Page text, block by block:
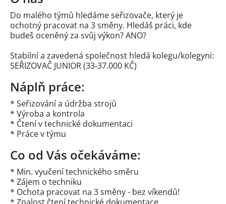
Do malého týmů hledáme seřizovače, který je
ochotný pracovat na 3 směny. Hledáš práci, kde
budeš oceněný za svůj výkon? ANO?
Stabilní a zavedená společnost hledá kolegu/kolegyni:
SEŘIZOVAČ JUNIOR (33-37.000 KČ)
Náplň práce:
* Seřizování a údržba strojů
* Výroba a kontrola
* Čtení v technické dokumentaci
* Práce v týmu
Co od Vás očekáváme:
* Min. vyučení technického směru
* Zájem o techniku
* Ochota pracovat na 3 směny - bez víkendů!